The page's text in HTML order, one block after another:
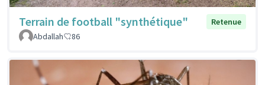
Terrain de football "synthétique"
Retenue
Abdallah
86